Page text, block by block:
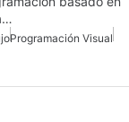
Programación Visual